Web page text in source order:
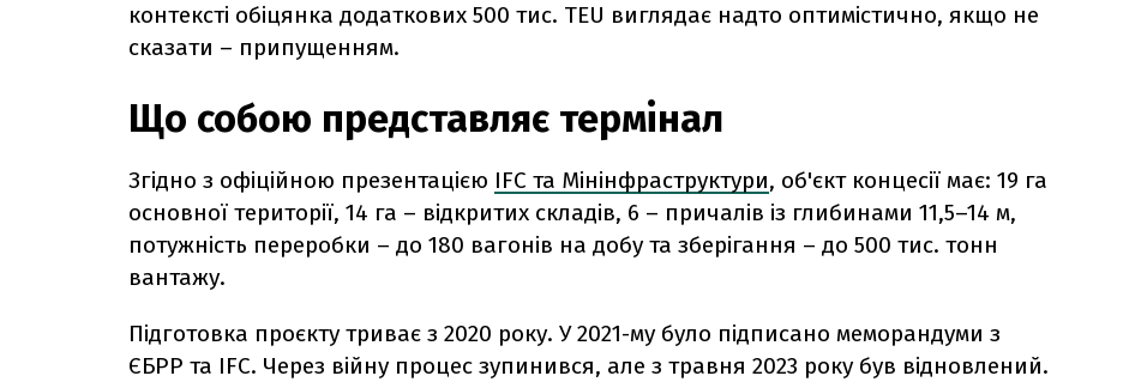
контексті обіцянка додаткових 500 тис. TEU виглядає надто оптимістично, якщо не
сказати – припущенням.
Що собою представляє термінал
Згідно з офіційною презентацією IFC та Мінінфраструктури, об'єкт концесії має: 19 га
основної території, 14 га – відкритих складів, 6 – причалів із глибинами 11,5–14 м,
потужність переробки – до 180 вагонів на добу та зберігання – до 500 тис. тонн
вантажу.
Підготовка проєкту триває з 2020 року. У 2021-му було підписано меморандуми з
ЄБРР та IFC. Через війну процес зупинився, але з травня 2023 року був відновлений.